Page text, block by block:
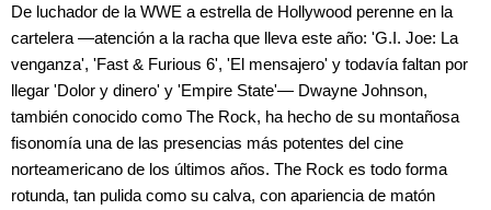
De luchador de la WWE a estrella de Hollywood perenne en la
cartelera —atención a la racha que lleva este año: 'G.I. Joe: La
venganza', 'Fast & Furious 6', 'El mensajero' y todavía faltan por
llegar 'Dolor y dinero' y 'Empire State'— Dwayne Johnson,
también conocido como The Rock, ha hecho de su montañosa
fisonomía una de las presencias más potentes del cine
norteamericano de los últimos años. The Rock es todo forma
rotunda, tan pulida como su calva, con apariencia de matón